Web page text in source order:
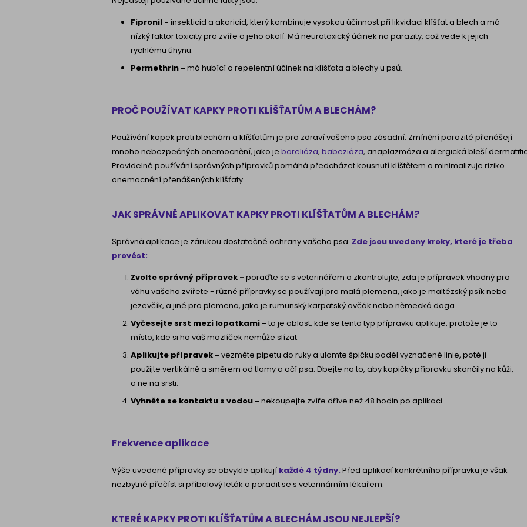
Fipronil - insekticid a akaricid, který kombinuje vysokou účinnost při likvidaci klíšťat a blech a má
nízký faktor toxicity pro zvíře a jeho okolí. Má neurotoxický účinek na parazity, což vede k jejich
rychlému úhynu.
Permethrin - má hubící a repelentní účinek na klíšťata a blechy u psů.
PROČ POUŽÍVAT KAPKY PROTI KLÍŠŤATŮM A BLECHÁM?
Používání kapek proti blechám a klíšťatům je pro zdraví vašeho psa zásadní. Zmínění parazité přenášejí
mnoho nebezpečných onemocnění, jako je borelióza, babezióza, anaplazmóza a alergická bleší
Pravidelné používání správných přípravků pomáhá předcházet kousnutí klíštětem a minimalizuje riziko
onemocnění přenášených klíšťaty.
JAK SPRÁVNĚ APLIKOVAT KAPKY PROTI KLÍŠŤATŮM A BLECHÁM?
Správná aplikace je zárukou dostatečné ochrany vašeho psa. Zde jsou uvedeny kroky, které je třeba
provést:
Zvolte správný přípravek - poraďte se s veterinářem a zkontrolujte, zda je přípravek vhodný pro
váhu vašeho zvířete - různé přípravky se používají pro malá plemena, jako je maltézský psík nebo
jezevčík, a jiné pro plemena, jako je rumunský karpatský ovčák nebo německá doga.
Vyčesejte srst mezi lopatkami - to je oblast, kde se tento typ přípravku aplikuje, protože je to
místo, kde si ho váš mazlíček nemůže slízat.
Aplikujte přípravek - vezměte pipetu do ruky a ulomte špičku podél vyznačené linie, poté ji
použijte vertikálně a směrem od tlamy a očí psa. Dbejte na to, aby kapičky přípravku skončily na kůži,
a ne na srsti.
Vyhněte se kontaktu s vodou - nekoupejte zvíře dříve než 48 hodin po aplikaci.
Frekvence aplikace
Výše uvedené přípravky se obvykle aplikují každé 4 týdny. Před aplikací konkrétního přípravku je však
nezbytné přečíst si příbalový leták a poradit se s veterinárním lékařem.
KTERÉ KAPKY PROTI KLÍŠŤATŮM A BLECHÁM JSOU NEJLEPŠÍ?